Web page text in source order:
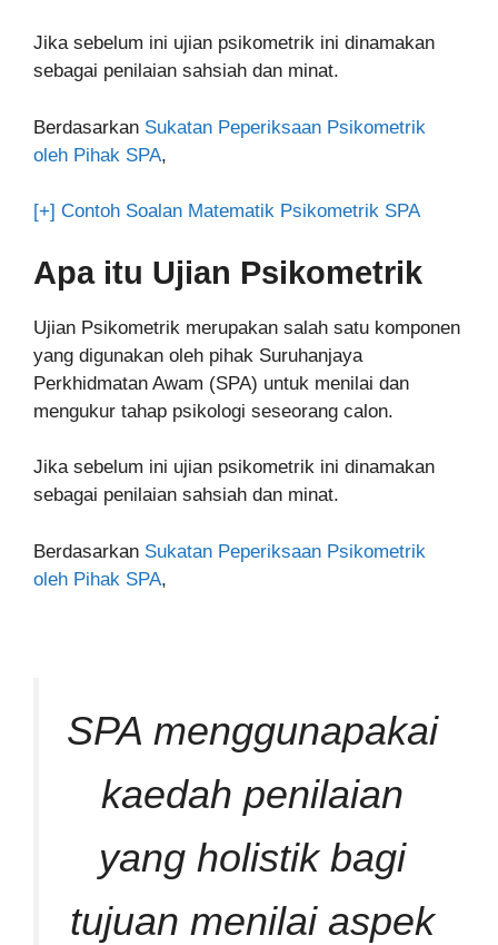
Jika sebelum ini ujian psikometrik ini dinamakan
sebagai penilaian sahsiah dan minat.
Berdasarkan Sukatan Peperiksaan Psikometrik
oleh Pihak SPA,
[+] Contoh Soalan Matematik Psikometrik SPA
Apa itu Ujian Psikometrik
Ujian Psikometrik merupakan salah satu komponen
yang digunakan oleh pihak Suruhanjaya
Perkhidmatan Awam (SPA) untuk menilai dan
mengukur tahap psikologi seseorang calon.
Jika sebelum ini ujian psikometrik ini dinamakan
sebagai penilaian sahsiah dan minat.
Berdasarkan Sukatan Peperiksaan Psikometrik
oleh Pihak SPA,
SPA menggunapakai
kaedah penilaian
yang holistik bagi
tujuan menilai aspek